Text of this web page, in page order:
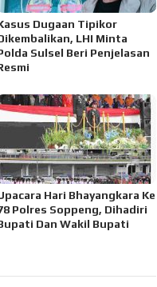
Dugaan Tipikor
LHI Minta
Sulsel Beri Penjelasan
Hari Bhayangkara Ke
Polres Soppeng, Dihadiri
Dan Wakil Bupati